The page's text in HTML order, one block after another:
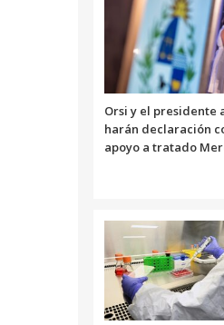
Orsi y el presidente
harán declaración
apoyo a tratado